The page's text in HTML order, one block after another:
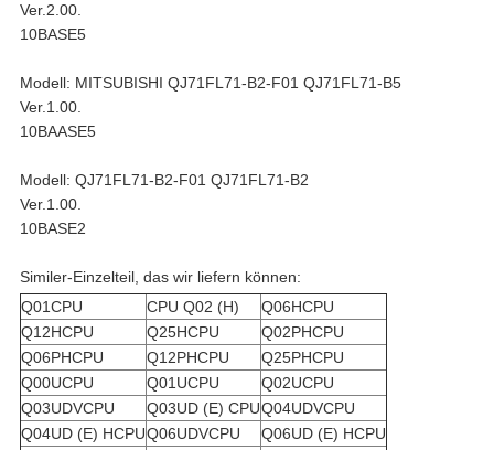
Ver.2.00.
10BASE5
Modell: MITSUBISHI QJ71FL71-B2-F01 QJ71FL71-B5
Ver.1.00.
10BAASE5
Modell: QJ71FL71-B2-F01 QJ71FL71-B2
Ver.1.00.
10BASE2
Similer-Einzelteil, das wir liefern können:
Q01CPU
CPU Q02 (H)
Q06HCPU
Q12HCPU
Q25HCPU
Q02PHCPU
Q06PHCPU
Q12PHCPU
Q25PHCPU
Q00UCPU
Q01UCPU
Q02UCPU
Q03UDVCPU
Q03UD (E) CPUQ04UDVCPU
Q04UD (E) HCPUQ06UDVCPU Q06UD (E) HCPU